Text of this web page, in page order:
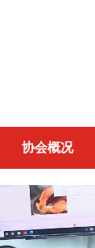
协会概况